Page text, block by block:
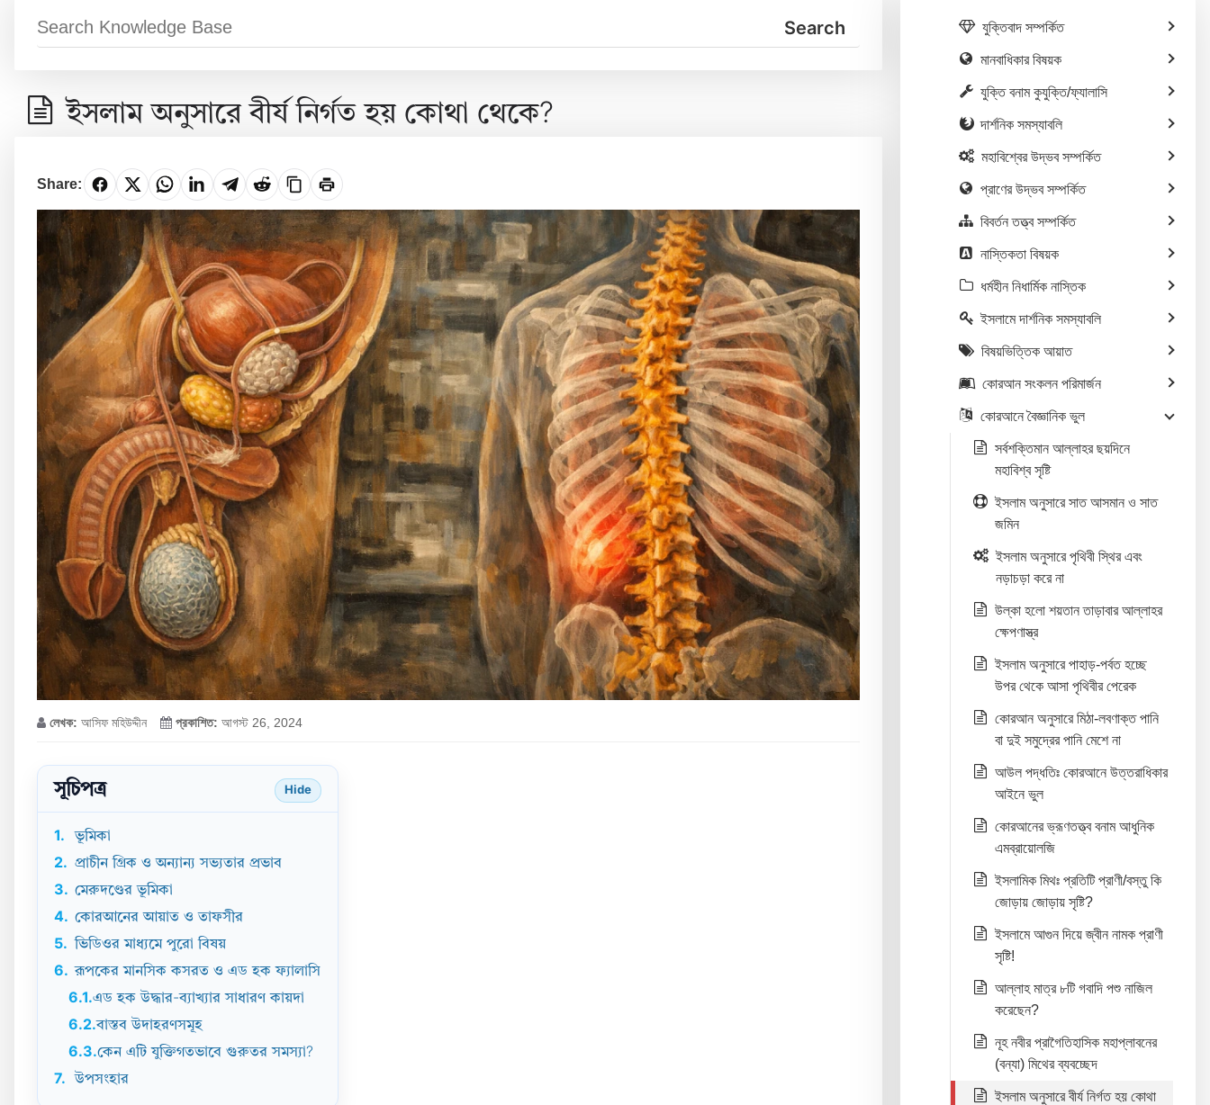
ইসলাম অনুসারে বীর্য নির্গত হয় কোথা থেকে?
Share:
লেখক: আসিফ মহিউদ্দীন প্রকাশিত: আগস্ট 26, 2024
সূচিপত্র Hide
1.
ভূমিকা
2. প্রাচীন গ্রিক ও অন্যান্য সভ্যতার প্রভাব
3. মেরুদণ্ডের ভূমিকা
4. কোরআনের আয়াত ও তাফসীর
5. ভিডিওর মাধ্যমে পুরো বিষয়
6. রূপকের মানসিক কসরত ও এড হক ফ্যালাসি
6.1.এড হক উদ্ধার-ব্যাখ্যার সাধারণ কায়দা
6.2.বাস্তব উদাহরণসমূহ
6.3.কেন এটি যুক্তিগতভাবে গুরুতর সমস্যা?
7.
উপসংহার
যুক্তিবাদ সম্পর্কিত
মানবাধিকার বিষয়ক
যুক্তি বনাম কুযুক্তি/ফ্যালাসি
দার্শনিক সমস্যাবলি
মহাবিশ্বের উদ্ভব সম্পর্কিত
প্রাণের উদ্ভব সম্পর্কিত
বিবর্তন তত্ত্ব সম্পর্কিত
নাস্তিকতা বিষয়ক
ধর্মহীন নিধার্মিক নাস্তিক
ইসলামে দার্শনিক সমস্যাবলি
বিষয়ভিত্তিক আয়াত
কোরআন সংকলন পরিমার্জন
কোরআনে বৈজ্ঞানিক ভুল
সর্বশক্তিমান আল্লাহর ছয়দিনে
মহাবিশ্ব সৃষ্টি
ইসলাম অনুসারে সাত আসমান ও সাত
জমিন
ইসলাম অনুসারে পৃথিবী স্থির এবং
নড়াচড়া করে না
উল্কা হলো শয়তান তাড়াবার আল্লাহর
ক্ষেপণাস্ত্র
ইসলাম অনুসারে পাহাড়-পর্বত হচ্ছে
উপর থেকে আসা পৃথিবীর পেরেক
কোরআন অনুসারে মিঠা-লবণাক্ত পানি
বা দুই সমুদ্রের পানি মেশে না
আউল পদ্ধতিঃ কোরআনে উত্তরাধিকার
আইনে ভুল
কোরআনের ভ্রূণতত্ত্ব বনাম আধুনিক
এমব্রায়োলজি
ইসলামিক মিথঃ প্রতিটি প্রাণী/বস্তু কি
জোড়ায় জোড়ায় সৃষ্টি?
ইসলামে আগুন দিয়ে জ্বীন নামক প্রাণী
সৃষ্টি!
আল্লাহ মাত্র ৮টি গবাদি পশু নাজিল
করেছেন?
নূহ নবীর প্রাগৈতিহাসিক মহাপ্লাবনের
(বন্যা) মিথের ব্যবচ্ছেদ
ইসলাম অনুসারে বীর্য নির্গত হয় কোথা